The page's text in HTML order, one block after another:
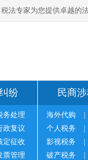
法专家为您提供卓越的
纷
务处理
政复议
定征收
票管理
民商
海外代购
个人税务
影视税务
破产税务